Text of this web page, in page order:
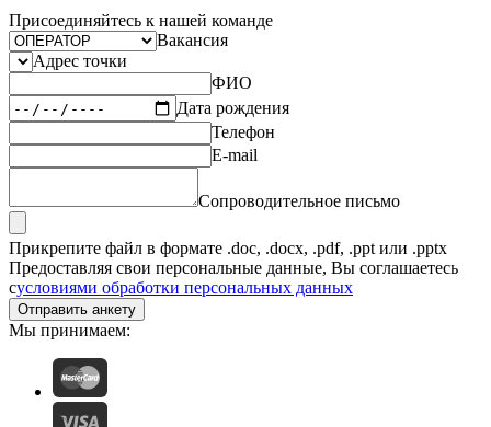
Присоединяйтесь к нашей команде
Вакансия
Адрес точки
ФИО
Дата рождения
Телефон
E-mail
Сопроводительное письмо
Прикрепите файл в формате .doc, .docx, .pdf, .ppt или .pptx
Предоставляя свои персональные данные, Вы соглашаетесь
сусловиями обработки персональных данных
Отправить анкету
Мы принимаем: